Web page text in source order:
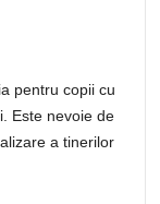
pentru copii cu
Este nevoie de
a tinerilor